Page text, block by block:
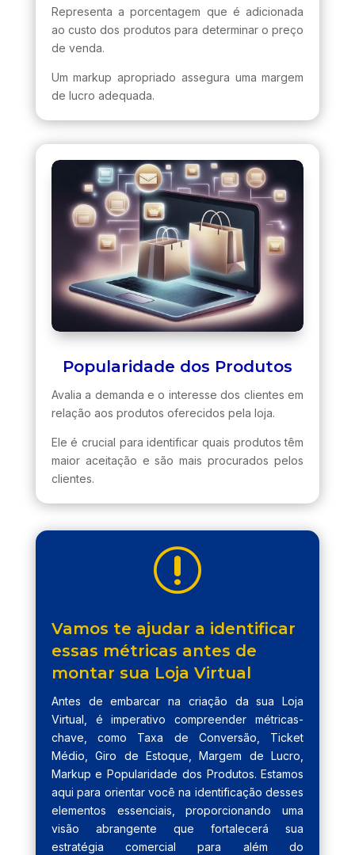
Representa a porcentagem que é adicionada
ao custo dos produtos para determinar o preço
de venda.
Um markup apropriado assegura uma margem
de lucro adequada.
Popularidade dos Produtos
Avalia a demanda e o interesse dos clientes em
relação aos produtos oferecidos pela loja.
Ele é crucial para identificar quais produtos têm
maior aceitação e são mais procurados pelos
clientes.
r
Vamos te ajudar a identificar
essas métricas antes de
montar sua Loja Virtual
Antes de embarcar na criação da sua Loja
Virtual, é imperativo compreender métricas-
chave, como Taxa de Conversão, Ticket
Médio, Giro de Estoque, Margem de Lucro,
Markup e Popularidade dos Produtos. Estamos
aqui para orientar você na identificação desses
elementos essenciais, proporcionando uma
visão abrangente que fortalecerá sua
estratégia comercial para além do